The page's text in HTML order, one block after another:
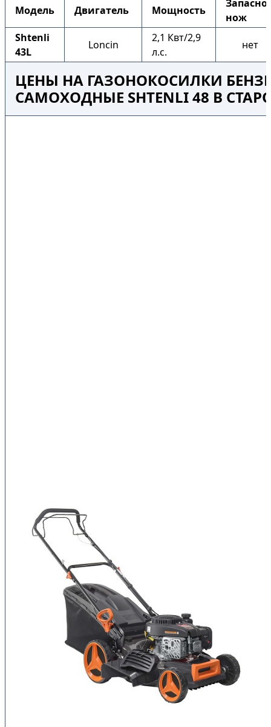
Модель Двигатель Мощность
нож
Shtenli
43L
Loncin
2,1 Квт/2,9
л.с.
нет
ЦЕНЫ НА ГАЗОНОКОСИЛКИ
САМОХОДНЫЕ SHTENLI 48 В